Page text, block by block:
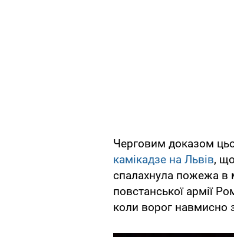
Черговим доказом
камікадзе на Львів,
спалахнула пожежа в
повстанської армії
коли ворог навмисно